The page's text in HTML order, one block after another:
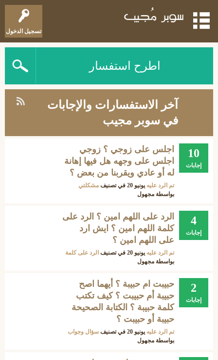
تسجيل الدخول
اطرح استفسار
آخر الاستفسارات والإجابات
في سوبر مجيب
10
إجابات
اجلس على زوجي ؟ زوجي
اجلس على وجهه هل فيها إهانة
له أو عادي ويقربنا من بعض ؟
تم الرد عليه يونيو 20 في تصنيف مشكلتي
بواسطة مجهول
4
إجابات
الرد على اللهم امين ؟ الرد على
كلمة اللهم امين ؟ ايش ارد
على اللهم امين ؟
تم الرد عليه يونيو 20 في تصنيف الرد على كلمة
بواسطة مجهول
2
إجابات
حبيبت ام حبيبة ؟ أيهما اصح
حبيبة أم حبيبت ؟ كيف تكتب
كلمة حبيبة ؟ الكتابة الصحيحة
حبيبة أو حبيبت ؟
تم الرد عليه يونيو 20 في تصنيف سؤال وجواب
بواسطة مجهول